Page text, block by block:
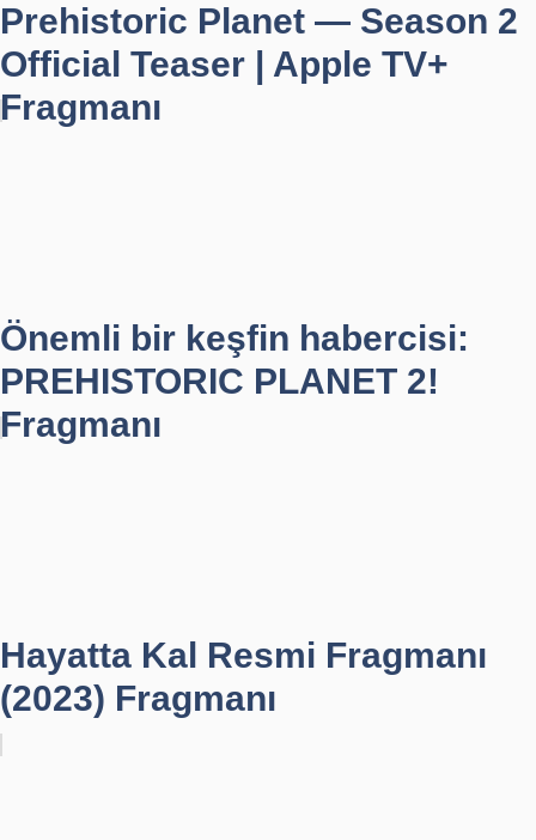
Prehistoric Planet — Season 2
Official Teaser | Apple TV+
Fragmanı
Önemli bir keşfin habercisi:
PREHISTORIC PLANET 2!
Fragmanı
Hayatta Kal Resmi Fragmanı
(2023) Fragmanı